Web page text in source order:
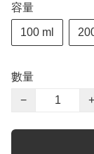
容量
100 ml
數量
−
+